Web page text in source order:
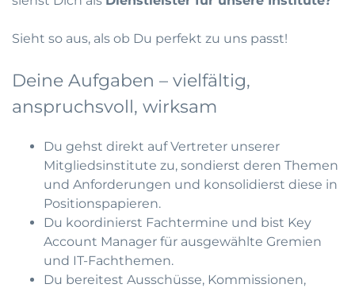
Sieht so aus, als ob Du perfekt zu uns passt!
Deine Aufgaben – vielfältig,
anspruchsvoll, wirksam
Du gehst direkt auf Vertreter unserer
Mitgliedsinstitute zu, sondierst deren Themen
und Anforderungen und konsolidierst diese in
Positionspapieren.
Du koordinierst Fachtermine und bist Key
Account Manager für ausgewählte Gremien
und IT-Fachthemen.
Du bereitest Ausschüsse, Kommissionen,